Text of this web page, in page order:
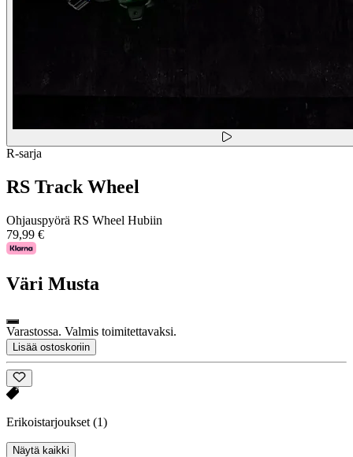
R-sarja
RS Track Wheel
Ohjauspyörä RS Wheel Hubiin
79,99 €
Väri Musta
Varastossa. Valmis toimitettavaksi.
Lisää ostoskoriin
Erikoistarjoukset (1)
Näytä kaikki